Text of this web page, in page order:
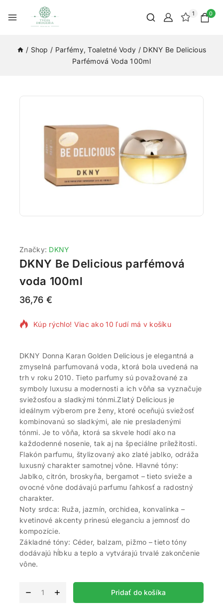
1 0
/ Shop / Parfémy, Toaletné Vody / DKNY Be Delicious
Parfémová Voda 100ml
Značky: DKNY
DKNY Be Delicious parfémová
voda 100ml
36,76 €
20 produktov predaných za posledných 19 hodín
Kúp rýchlo! Viac ako 10 ľudí má v košíku
DKNY Donna Karan Golden Delicious je elegantná a
zmyselná parfumovaná voda, ktorá bola uvedená na
trh v roku 2010. Tieto parfumy sú považované za
symboly luxusu a modernosti a ich vôňa sa vyznačuje
sviežosťou a sladkými tónmi.Zlatý Delicious je
ideálnym výberom pre ženy, ktoré oceňujú sviežosť
kombinovanú so sladkými, ale nie presladenými
tónmi. Je to vôňa, ktorá sa skvele hodí ako na
každodenné nosenie, tak aj na špeciálne príležitosti.
Flakón parfumu, štylizovaný ako zlaté jablko, odráža
luxusný charakter samotnej vône. Hlavné tóny:
Jablko, citrón, broskyňa, bergamot – tieto svieže a
ovocné vône dodávajú parfumu ľahkosť a radostný
charakter.
Noty srdca: Ruža, jazmín, orchidea, konvalinka –
kvetinové akcenty prinesú eleganciu a jemnosť do
kompozície.
Základné tóny: Céder, balzam, pižmo – tieto tóny
dodávajú hĺbku a teplo a vytvárajú trvalé zakončenie
vône.
Pridať do košíka